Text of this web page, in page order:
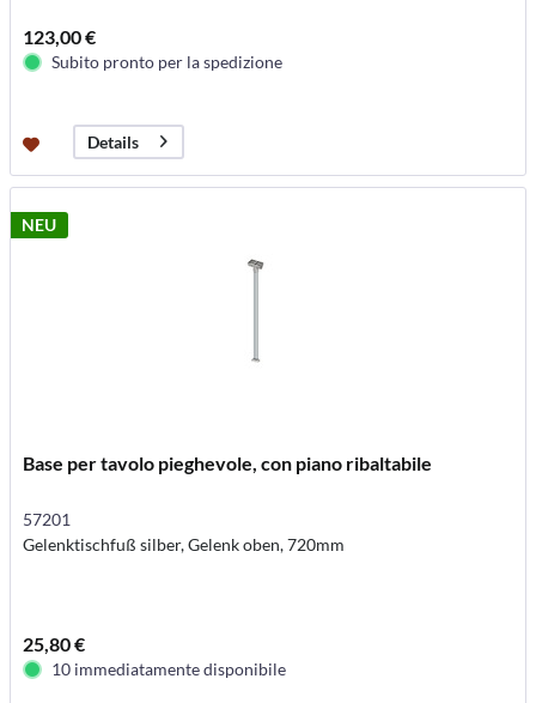
123,00 €
Subito pronto per la spedizione
Details
NEU
Base per tavolo pieghevole, con piano ribaltabile
57201
Gelenktischfuß silber, Gelenk oben, 720mm
25,80 €
10 immediatamente disponibile